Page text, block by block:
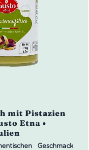
mit Pistazien
Etna •
Geschmack